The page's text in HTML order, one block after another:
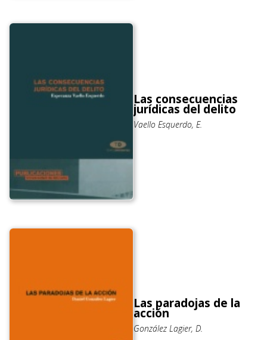
Las consecuencias
jurídicas del delito
Vaello Esquerdo, E.
Las paradojas de la
acción
González Lagier, D.